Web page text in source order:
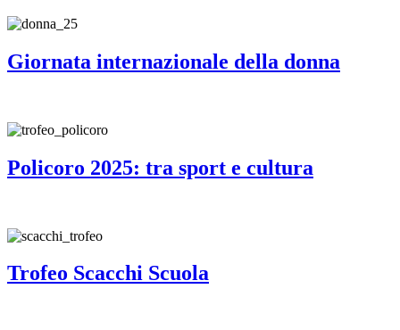
Giornata internazionale della donna
Policoro 2025: tra sport e cultura
Trofeo Scacchi Scuola